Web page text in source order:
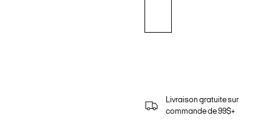
Livraison gratuite sur
commande de 99$+